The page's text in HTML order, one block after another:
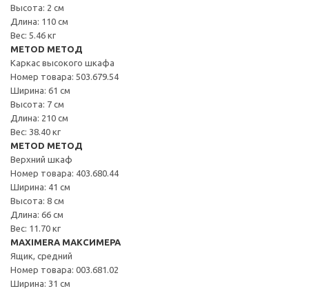
Высота: 2 см
Длина: 110 см
Вес: 5.46 кг
METOD МЕТОД
Каркас высокого шкафа
Номер товара: 503.679.54
Ширина: 61 см
Высота: 7 см
Длина: 210 см
Вес: 38.40 кг
METOD МЕТОД
Верхний шкаф
Номер товара: 403.680.44
Ширина: 41 см
Высота: 8 см
Длина: 66 см
Вес: 11.70 кг
MAXIMERA МАКСИМЕРА
Ящик, средний
Номер товара: 003.681.02
Ширина: 31 см